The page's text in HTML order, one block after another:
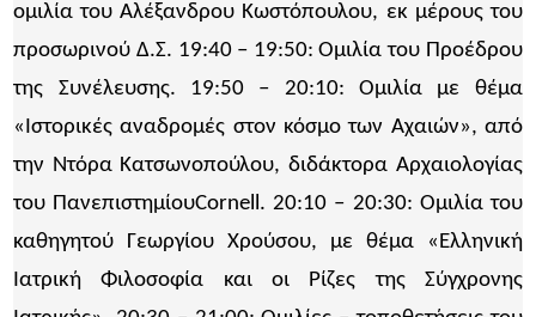
οµιλία του Αλέξανδρου Κωστόπουλου, εκ µέρους του
προσωρινού ∆.Σ. 19:40 – 19:50: Οµιλία του Προέδρου
της Συνέλευσης. 19:50 – 20:10: Οµιλία µε θέµα
«Ιστορικές αναδροµές στον κόσµο των Αχαιών», από
την Ντόρα Κατσωνοπούλου, διδάκτορα Αρχαιολογίας
του ΠανεπιστηµίουCornell. 20:10 – 20:30: Οµιλία του
καθηγητού Γεωργίου Χρούσου, µε θέµα «Ελληνική
Ιατρική Φιλοσοφία και οι Ρίζες της Σύγχρονης